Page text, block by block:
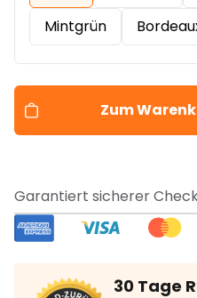
Mintgrün
Zum
Garantiert sicherer
30 Tage